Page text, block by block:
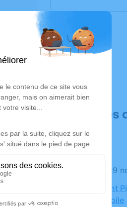
Déroulé des
Le mardi
Eglise Saint
Marcy l'Etoile